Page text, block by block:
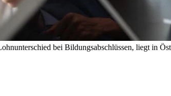
bei Bildungsabschlüssen, liegt in